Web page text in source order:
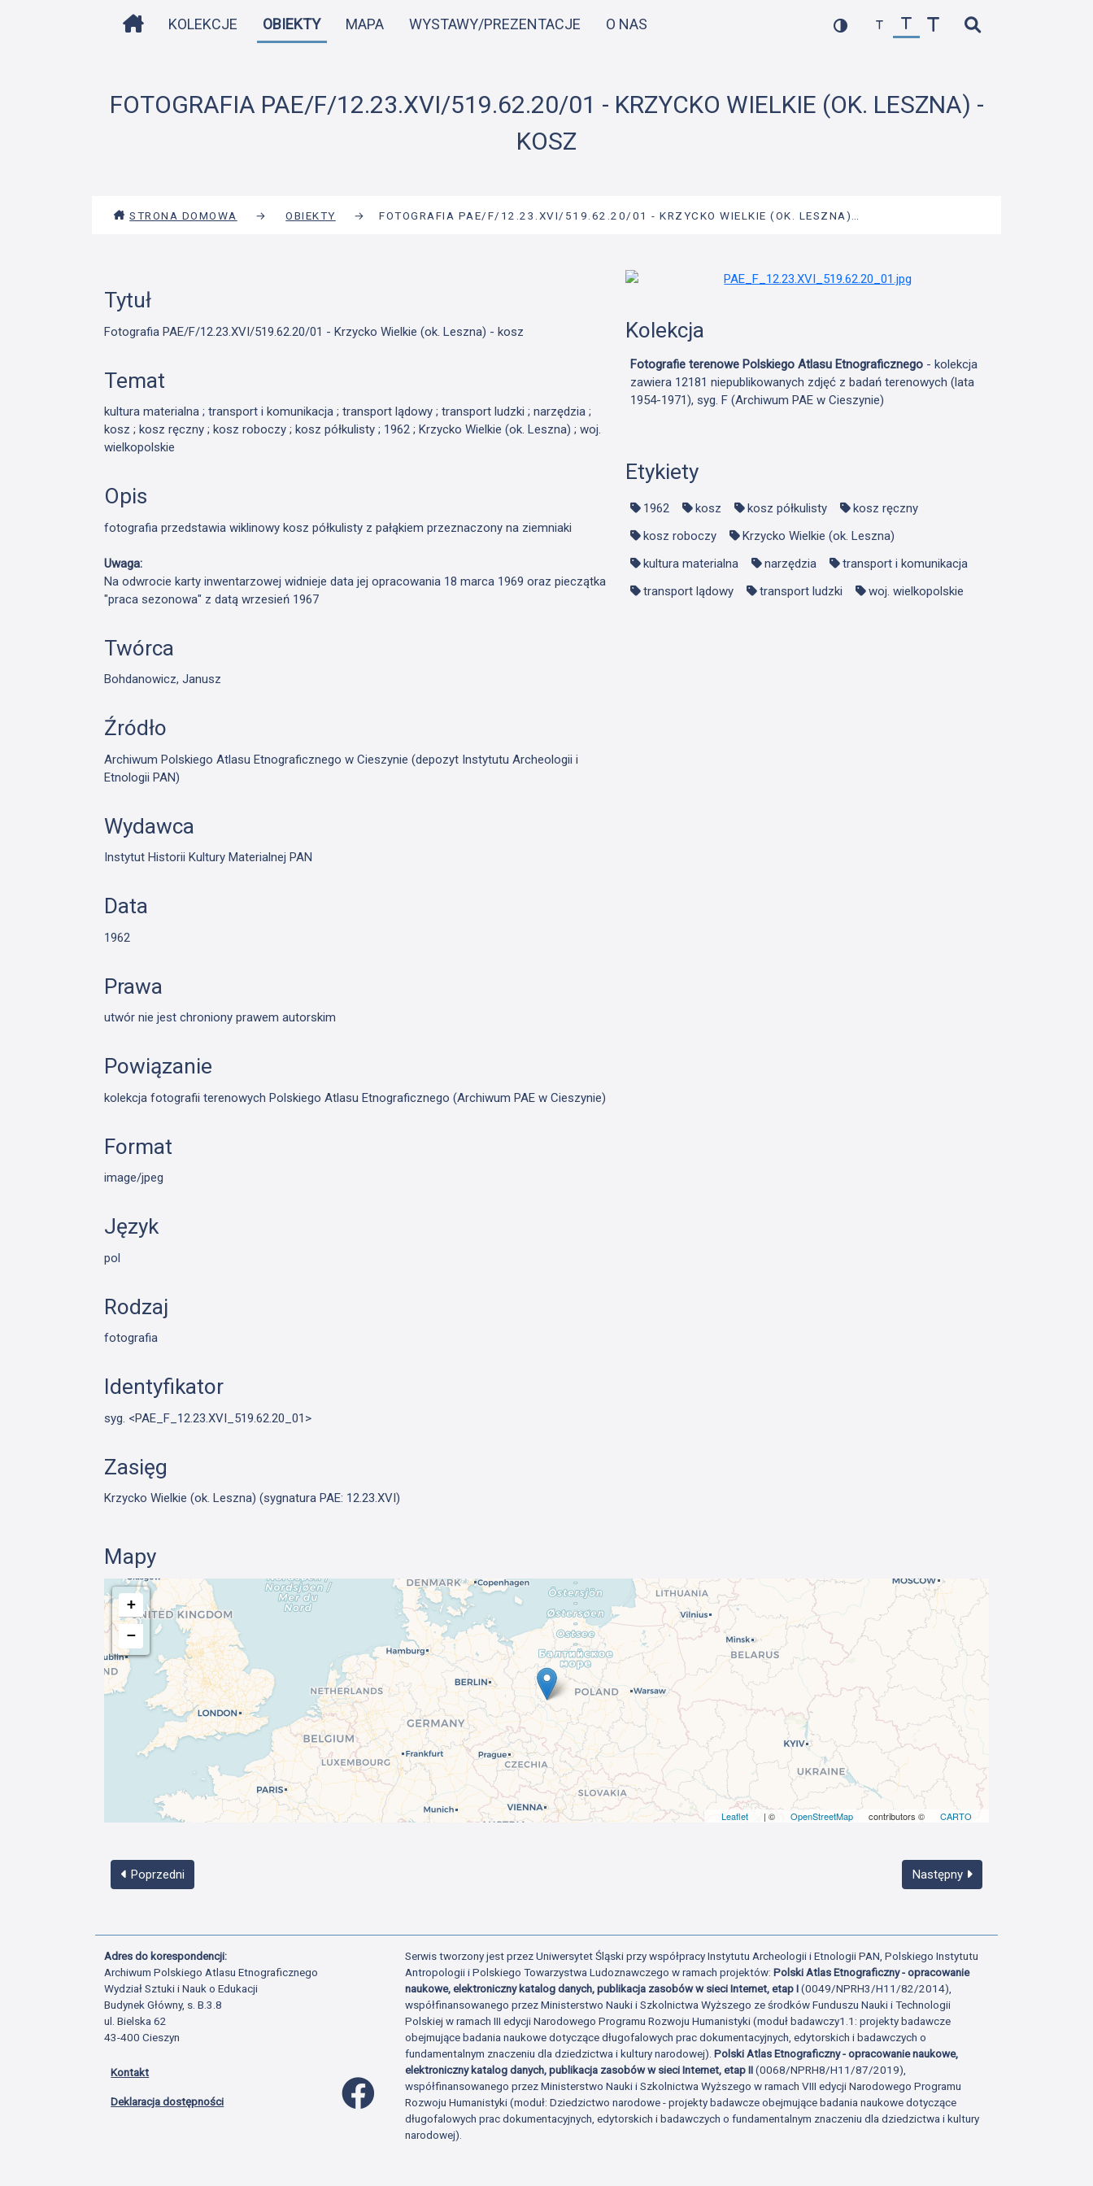
do
STRONA DOMOWA
KOLEKCJE OBIEKTY MAPA WYSTAWY/PREZENTACJE O NAS
FOTOGRAFIA PAE/F/12.23.XVI/519.62.20/01 - KRZYCKO WIELKIE (OK. LESZNA) -
KOSZ
STRONA DOMOWA → OBIEKTY → FOTOGRAFIA PAE/F/12.23.XVI/519.62.20/01 - KRZYCKO WIELKIE (OK. LESZNA)…
Tytuł
Fotografia PAE/F/12.23.XVI/519.62.20/01 - Krzycko Wielkie (ok. Leszna) - kosz
Temat
kultura materialna ; transport i komunikacja ; transport lądowy ; transport ludzki ; narzędzia ;
kosz ; kosz ręczny ; kosz roboczy ; kosz półkulisty ; 1962 ; Krzycko Wielkie (ok. Leszna) ; woj.
wielkopolskie
Opis
fotografia przedstawia wiklinowy kosz półkulisty z pałąkiem przeznaczony na ziemniaki
Uwaga:
Na odwrocie karty inwentarzowej widnieje data jej opracowania 18 marca 1969 oraz pieczątka
"praca sezonowa" z datą wrzesień 1967
Twórca
Bohdanowicz, Janusz
Źródło
Archiwum Polskiego Atlasu Etnograficznego w Cieszynie (depozyt Instytutu Archeologii i
Etnologii PAN)
Wydawca
Instytut Historii Kultury Materialnej PAN
Data
1962
Prawa
utwór nie jest chroniony prawem autorskim
Powiązanie
kolekcja fotografii terenowych Polskiego Atlasu Etnograficznego (Archiwum PAE w Cieszynie)
Format
image/jpeg
Język
pol
Rodzaj
fotografia
Identyfikator
syg. <PAE_F_12.23.XVI_519.62.20_01>
Zasięg
Krzycko Wielkie (ok. Leszna) (sygnatura PAE: 12.23.XVI)
Kolekcja
Fotografie terenowe Polskiego Atlasu Etnograficznego- kolekcja
zawiera 12181 niepublikowanych zdjęć z badań terenowych (lata
1954-1971), syg. F (Archiwum PAE w Cieszynie)
Etykiety
1962 kosz kosz półkulisty
kosz ręczny
kosz roboczy
Krzycko Wielkie (ok. Leszna)
kultura materialna
narzędzia
transport i komunikacja
transport lądowy
transport ludzki woj. wielkopolskie
Mapy
+
−
Leaflet | © OpenStreetMap contributors © CARTO
Poprzedni Następny
Adres do korespondencji:
Archiwum Polskiego Atlasu Etnograficznego
Wydział Sztuki i Nauk o Edukacji
Budynek Główny, s. B.3.8
ul. Bielska 62
43-400 Cieszyn
Kontakt
Deklaracja dostępności
Profil Facebook
Serwis tworzony jest przez Uniwersytet Śląski przy współpracy Instytutu Archeologii i Etnologii PAN, Polskiego Instytutu
Antropologii i Polskiego Towarzystwa Ludoznawczego w ramach projektów:Polski Atlas Etnograficzny - opracowanie
naukowe, elektroniczny katalog danych, publikacja zasobów w sieci Internet, etap I(0049/NPRH3/H11/82/2014),
współfinansowanego przez Ministerstwo Nauki i Szkolnictwa Wyższego ze środków Funduszu Nauki i Technologii
Polskiej w ramach III edycji Narodowego Programu Rozwoju Humanistyki (moduł badawczy1.1: projekty badawcze
obejmujące badania naukowe dotyczące długofalowych prac dokumentacyjnych, edytorskich i badawczych o
fundamentalnym znaczeniu dla dziedzictwa i kultury narodowej).Polski Atlas Etnograficzny - opracowanie naukowe,
elektroniczny katalog danych, publikacja zasobów w sieci Internet, etap II(0068/NPRH8/H11/87/2019),
współfinansowanego przez Ministerstwo Nauki i Szkolnictwa Wyższego w ramach VIII edycji Narodowego Programu
Rozwoju Humanistyki (moduł: Dziedzictwo narodowe - projekty badawcze obejmujące badania naukowe dotyczące
długofalowych prac dokumentacyjnych, edytorskich i badawczych o fundamentalnym znaczeniu dla dziedzictwa i kultury
narodowej).